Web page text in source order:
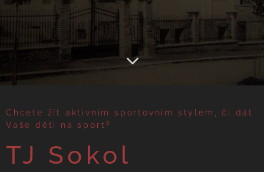
Chcete žít aktivním sportovním stylem, či dát
Vaše děti na sport?
TJ Sokol